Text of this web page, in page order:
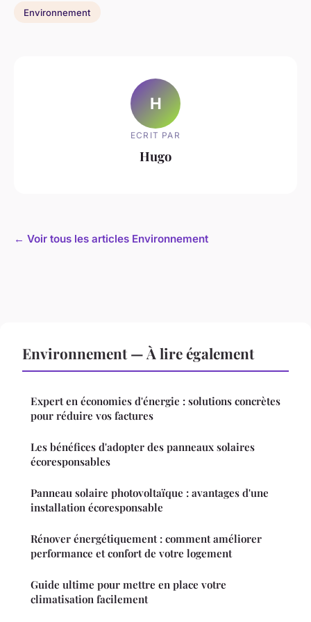
Environnement
H
ECRIT PAR
Hugo
← Voir tous les articles Environnement
Environnement — À lire également
Expert en économies d'énergie : solutions concrètes
pour réduire vos factures
Les bénéfices d'adopter des panneaux solaires
écoresponsables
Panneau solaire photovoltaïque : avantages d'une
installation écoresponsable
Rénover énergétiquement : comment améliorer
performance et confort de votre logement
Guide ultime pour mettre en place votre
climatisation facilement